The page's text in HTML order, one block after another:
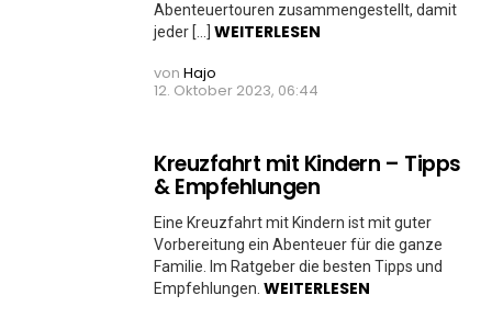
Abenteuertouren zusammengestellt, damit
jeder […] WEITERLESEN
von Hajo
12. Oktober 2023, 06:44
Kreuzfahrt mit Kindern – Tipps
& Empfehlungen
Eine Kreuzfahrt mit Kindern ist mit guter
Vorbereitung ein Abenteuer für die ganze
Familie. Im Ratgeber die besten Tipps und
Empfehlungen. WEITERLESEN